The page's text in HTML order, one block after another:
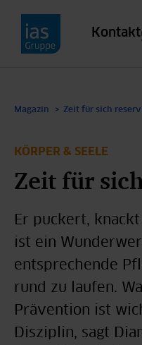
Direkt zum Inhalt
Kontakt
Magazin Zeit für sich
Zeit für
Er puckert,
ist ein
entsprechende
rund zu laufen.
Prävention ist
Disziplin, sagt
KÖRPER & SEELE